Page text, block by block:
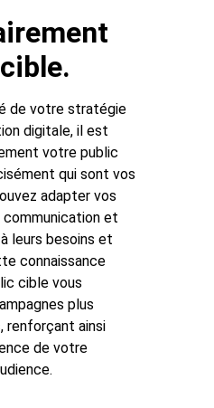
de votre stratégie
digitale, il est
votre public
qui sont vos
adapter vos
communication et
leurs besoins et
connaissance
cible vous
plus
renforçant ainsi
de votre